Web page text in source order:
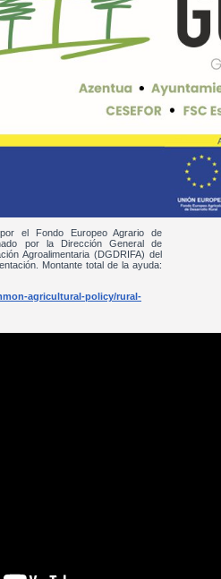
el Fondo Europeo Agrario de
por la Dirección General de
Agroalimentaria (DGDRIFA) del
Montante total de la ayuda:
agricultural-policy/rural-